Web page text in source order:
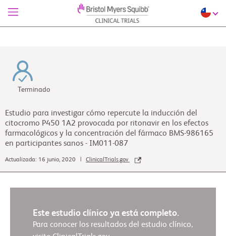
Terminado
Estudio para investigar cómo repercute la inducción del
citocromo P450 1A2 provocada por ritonavir en los efectos
farmacológicos y la concentración del fármaco BMS-986165
en participantes sanos - IM011-087
Actualizada: 16 junio, 2020 | ClinicalTrials.gov
Este estudio clínico ya está completo.
Para conocer los resultados del estudio clínico,